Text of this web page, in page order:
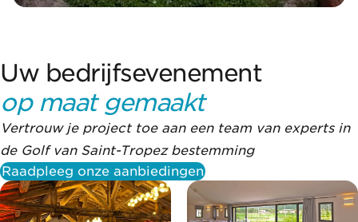
Uw bedrijfsevenement
op maat gemaakt
Vertrouw je project toe aan een team van experts in
de Golf van Saint-Tropez bestemming
Raadpleeg onze aanbiedingen